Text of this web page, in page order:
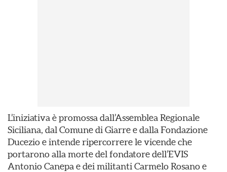
L’iniziativa è promossa dall’Assemblea Regionale
Siciliana, dal Comune di Giarre e dalla Fondazione
Ducezio e intende ripercorrere le vicende che
portarono alla morte del fondatore dell’EVIS
Antonio Canepa e dei militanti Carmelo Rosano e